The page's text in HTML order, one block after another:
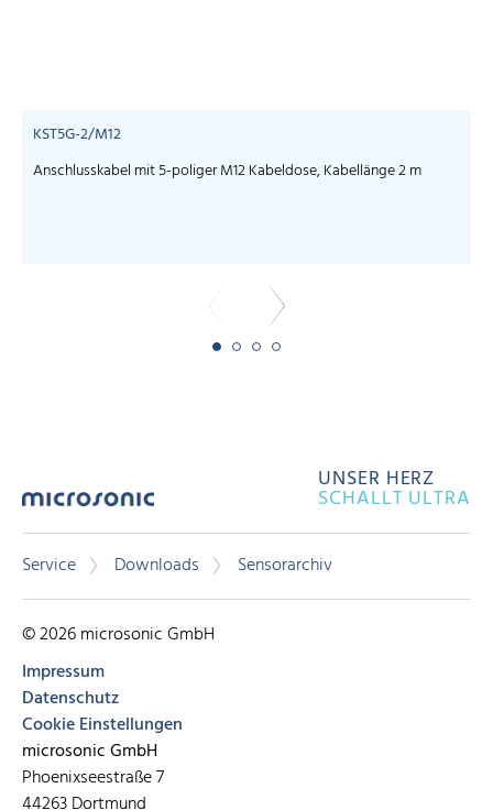
KST5G-2/M12
Anschlusskabel mit 5-poliger M12 Kabeldose, Kabellänge 2 m
UNSER HERZ
SCHALLT ULTRA
Service Downloads Sensorarchiv
© 2026 microsonic GmbH
Impressum
Datenschutz
Cookie Einstellungen
microsonic GmbH
Phoenixseestraße 7